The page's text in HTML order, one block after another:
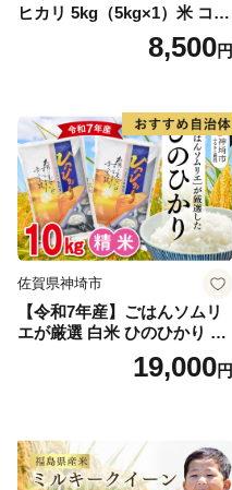
ヒカリ 5kg（5kg×1）米 コシ
ヒカリ こしひかり お米 白米
精米 5キロ おこめ こめ コメ
野町産 Elevation
8,500円
佐賀県神埼市
【令和7年産】ごはんソムリ
エが厳選 白米 ひのひかり 10
米 10kg 5kg×2 ひのひかり ブ
19,000円